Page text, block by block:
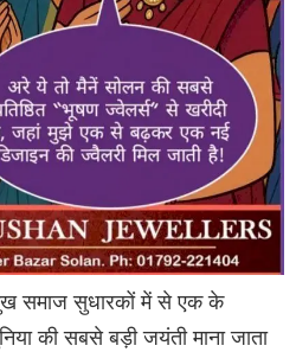
समाज सुधारकों में से एक के
की सबसे बड़ी जयंती माना जाता